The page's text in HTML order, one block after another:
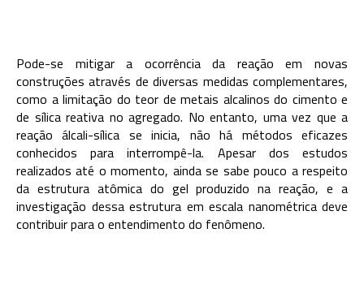
Pode-se mitigar a ocorrência da reação em novas
construções através de diversas medidas complementares,
como a limitação do teor de metais alcalinos do cimento e
de sílica reativa no agregado. No entanto, uma vez que a
reação álcali-sílica se inicia, não há métodos eficazes
conhecidos para interrompê-la. Apesar dos estudos
realizados até o momento, ainda se sabe pouco a respeito
da estrutura atômica do gel produzido na reação, e a
investigação dessa estrutura em escala nanométrica deve
contribuir para o entendimento do fenômeno.